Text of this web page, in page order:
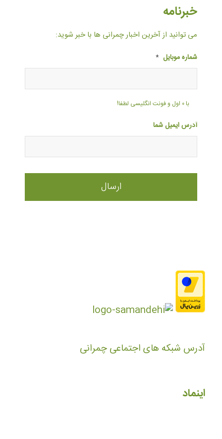
خبرنامه
می توانید از آخرین اخبار چمرانی ها با خبر شوید:
شماره موبایل *
با ۰ اول و فونت انگلیسی لطفا!
آدرس ایمیل شما
آدرس شبکه های اجتماعی چمرانی
اینماد